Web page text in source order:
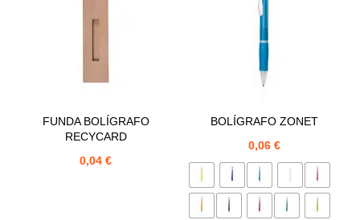
FUNDA BOLÍGRAFO
RECYCARD
0,04€
BOLÍGRAFO ZONET
0,06 €